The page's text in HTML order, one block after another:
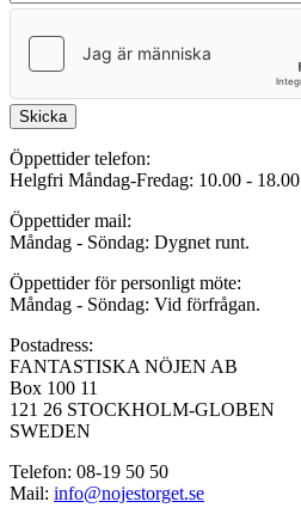
Skicka
Öppettider telefon:
Helgfri Måndag-Fredag: 10.00 - 18.00
Öppettider mail:
Måndag - Söndag: Dygnet runt.
Öppettider för personligt möte:
Måndag - Söndag: Vid förfrågan.
Postadress:
FANTASTISKA NÖJEN AB
Box 100 11
121 26 STOCKHOLM-GLOBEN
SWEDEN
Telefon: 08-19 50 50
Mail: info@nojestorget.se